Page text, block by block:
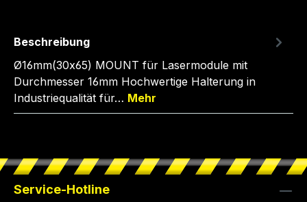
Beschreibung
Ø16mm(30x65) MOUNT für Lasermodule mit
Durchmesser 16mm Hochwertige Halterung in
Industriequalität für… Mehr
Service-Hotline